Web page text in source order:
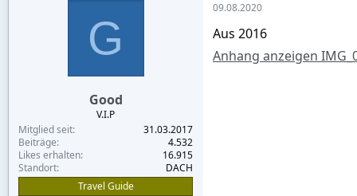
G
Good
V.I.P
Mitglied seit
31.03.2017
Beiträge
4.532
Likes erhalten
16.915
Standort
DACH
Travel Guide
09.08.2020
Aus 2016
Anhang anzeigen